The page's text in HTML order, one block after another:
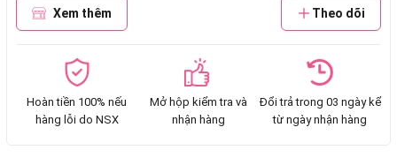
Xem thêm Theo dõi
Hoàn tiền 100% nếu
hàng lỗi do NSX
Mở hộp kiểm tra và
nhận hàng
Đổi trả trong 03 ngày kể
từ ngày nhận hàng